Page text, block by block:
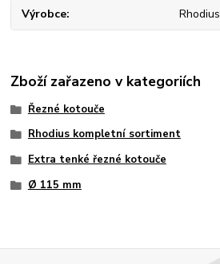
Výrobce Rhodius
Zboží zařazeno v kategoriích
Řezné kotouče
Rhodius kompletní sortiment
Extra tenké řezné kotouče
Ø 115 mm